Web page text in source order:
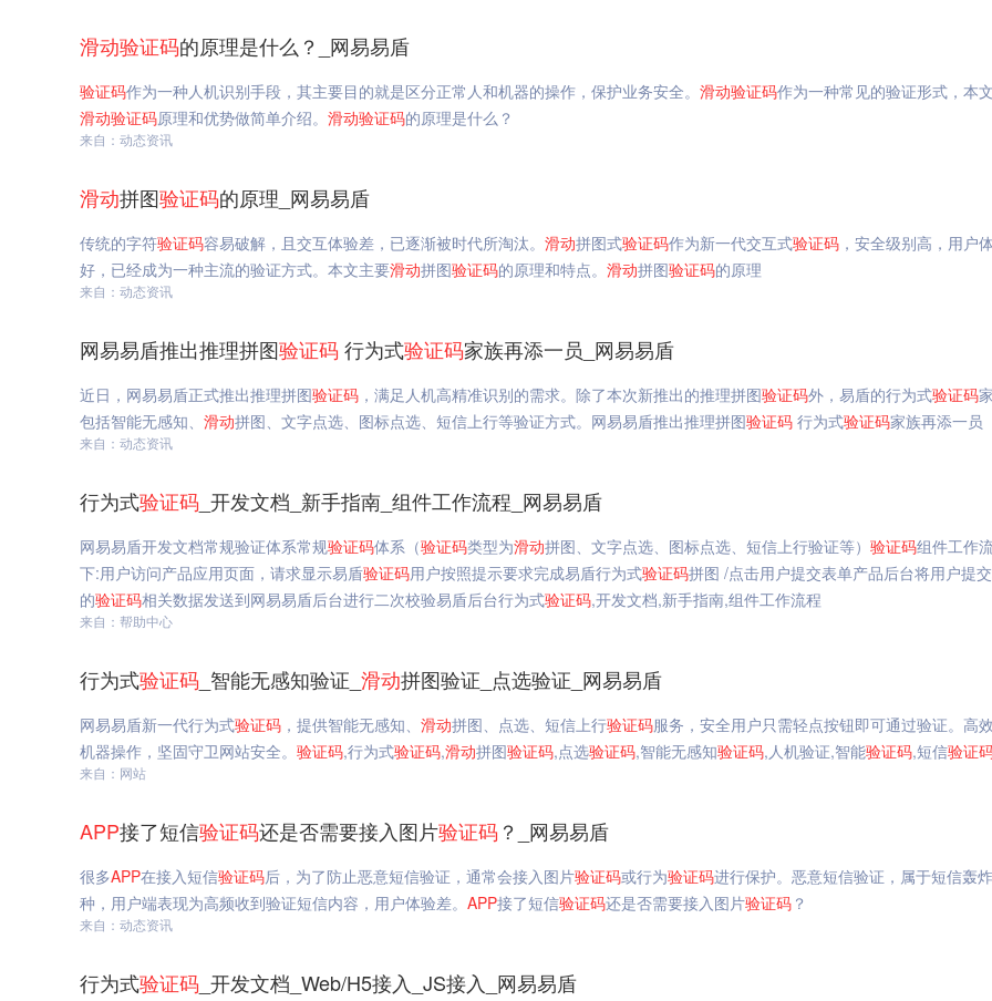
滑动验证码的原理是什么？_网易易盾
验证码作为一种人机识别手段，其主要目的就是区分正常人和机器的操作，保护业务安全。 滑动验证码作为一种常见的验证形式，本
滑动验证码原理和优势做简单介绍。 滑动验证码的原理是什么？
来自：动态资讯
滑动拼图验证码的原理_网易易盾
传统的字符验证码容易破解，且交互体验差，已逐渐被时代所淘汰。 滑动拼图式验证码作为新一代交互式验证码 ，安全级别高，用户
好，已经成为一种主流的验证方式。本文主要滑动拼图验证码的原理和特点。 滑动拼图验证码的原理
来自：动态资讯
网易易盾推出推理拼图验证码 行为式验证码家族再添一员_网易易盾
近日，网易易盾正式推出推理拼图验证码 ，满足人机高精准识别的需求。除了本次新推出的推理拼图验证码外，易盾的行为式验证码
包括智能无感知、 滑动拼图、文字点选、图标点选、短信上行等验证方式。网易易盾推出推理拼图验证码 行为式验证码家族再添一员
来自：动态资讯
行为式验证码 _开发文档_新手指南_组件工作流程_网易易盾
网易易盾开发文档常规验证体系常规验证码体系（验证码类型为滑动拼图、文字点选、图标点选、短信上行验证等） 验证码组件工作
下:用户访问产品应用页面，请求显示易盾验证码用户按照提示要求完成易盾行为式验证码拼图 /点击用户提交表单产品后台将用户提
的验证码相关数据发送到网易易盾后台进行二次校验易盾后台行为式验证码,开发文档,新手指南,组件工作流程
来自：帮助中心
行为式验证码 _智能无感知验证_ 滑动拼图验证_点选验证_网易易盾
网易易盾新一代行为式验证码 ，提供智能无感知、 滑动拼图、点选、短信上行验证码服务，安全用户只需轻点按钮即可通过验证。高
机器操作，坚固守卫网站安全。 验证码,行为式验证码,滑动拼图验证码,点选验证码,智能无感知验证码,人机验证,智能验证码,短信验证
来自：网站
APP接了短信验证码还是否需要接入图片验证码 ？_网易易盾
很多APP在接入短信验证码后，为了防止恶意短信验证，通常会接入图片验证码或行为验证码进行保护。恶意短信验证，属于短信轰
种，用户端表现为高频收到验证短信内容，用户体验差。 APP接了短信验证码还是否需要接入图片验证码 ？
来自：动态资讯
行为式验证码 _开发文档_Web/H5接入_JS接入_网易易盾